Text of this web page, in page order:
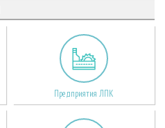
Предприятия ЛПК